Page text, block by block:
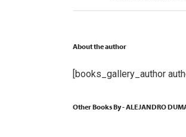
About the author
[books_gallery_author
Other Books By - ALEJANDRO